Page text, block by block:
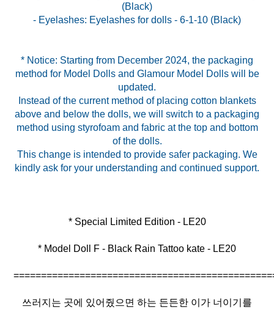
(Black)
- Eyelashes: Eyelashes for dolls - 6-1-10 (Black)
* Notice: Starting from December 2024, the packaging
method for Model Dolls and Glamour Model Dolls will be
updated.
Instead of the current method of placing cotton blankets
above and below the dolls, we will switch to a packaging
method using styrofoam and fabric at the top and bottom
of the dolls.
This change is intended to provide safer packaging. We
* Special Limited Edition - LE20
* Model Doll F - Black Rain Tattoo kate - LE20
쓰러지는 곳에 있어줬으면 하는 든든한 이가 너이기를